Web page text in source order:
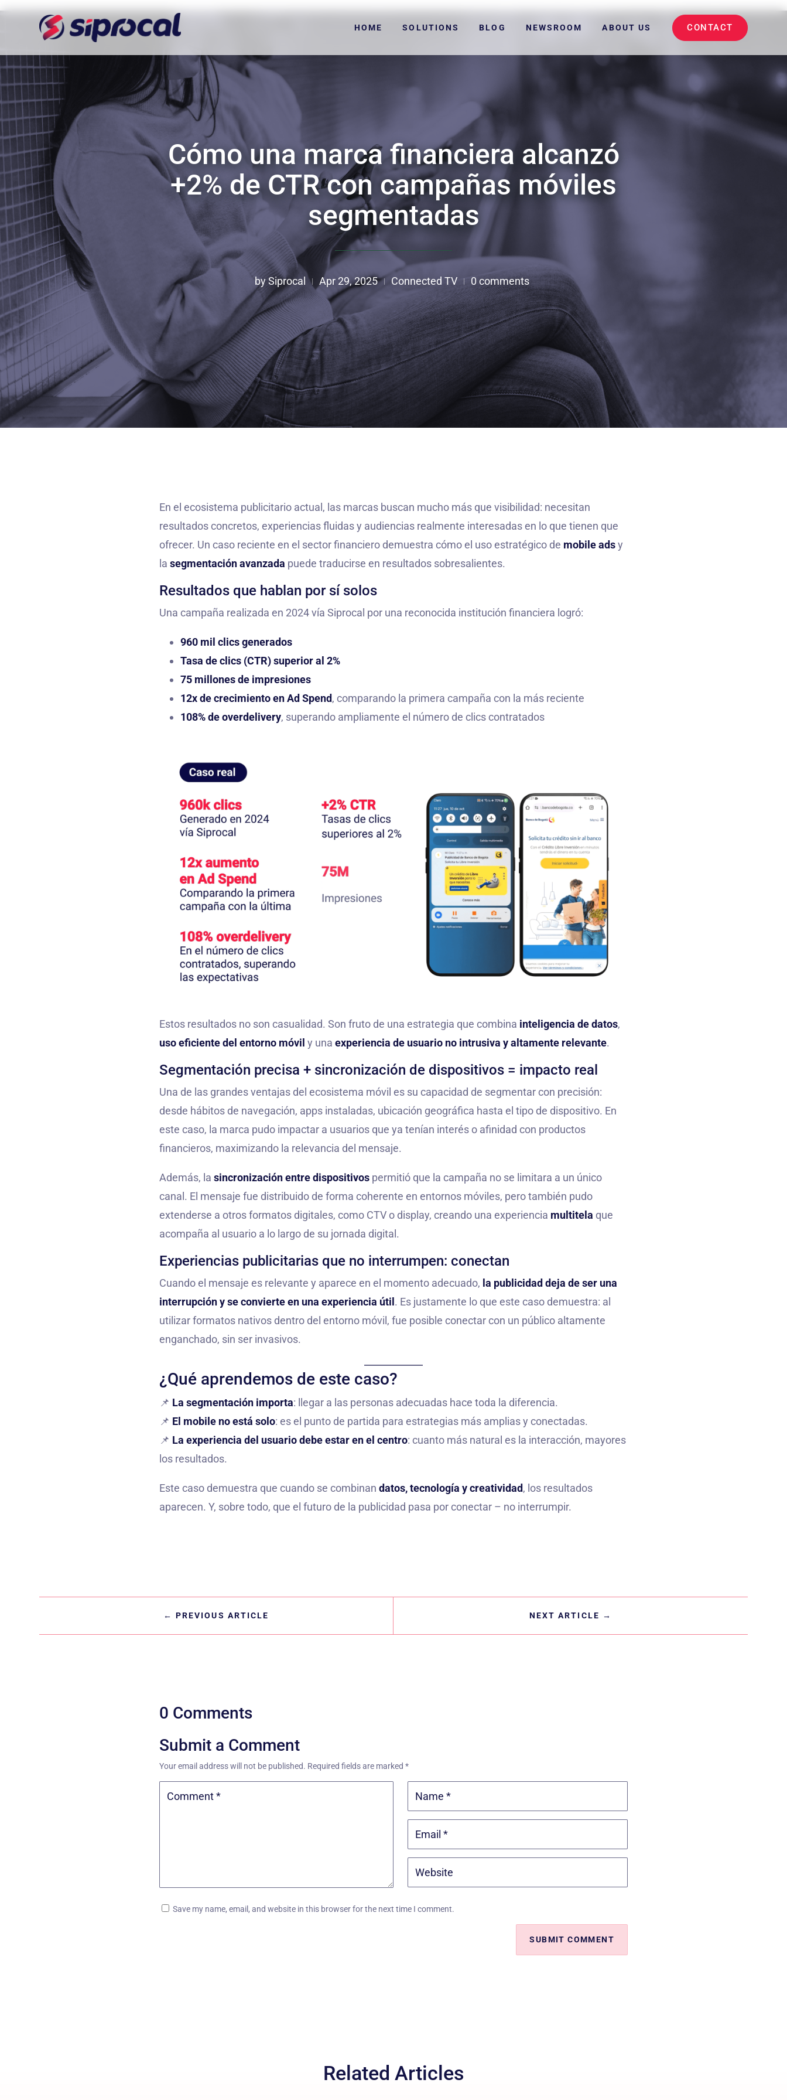
HOME SOLUTIONS BLOG NEWSROOM ABOUT US CONTACT
Cómo una marca financiera alcanzó
+2% de CTR con campañas móviles
segmentadas
bySiprocal | Apr 29, 2025 | Connected TV | 0 comments

En el ecosistema publicitario actual, las marcas buscan mucho más que visibilidad: necesitan
resultados concretos, experiencias fluidas y audiencias realmente interesadas en lo que tienen que
ofrecer. Un caso reciente en el sector financiero demuestra cómo el uso estratégico de mobile adsy
la segmentación avanzada puede traducirse en resultados sobresalientes.
Resultados que hablan por sí solos
Una campaña realizada en 2024 vía Siprocal por una reconocida institución financiera logró:
960 mil clics generados
Tasa de clics (CTR) superior al 2%
75 millones de impresiones
12x de crecimiento en Ad Spend, comparando la primera campaña con la más reciente
108% de overdelivery, superando ampliamente el número de clics contratados
Estos resultados no son casualidad. Son fruto de una estrategia que combina inteligencia de datos,
uso eficiente del entorno móvil y una experiencia de usuario no intrusiva y altamente relevante.
Segmentación precisa + sincronización de dispositivos = impacto real
Una de las grandes ventajas del ecosistema móvil es su capacidad de segmentar con precisión:
desde hábitos de navegación, apps instaladas, ubicación geográfica hasta el tipo de dispositivo. En
este caso, la marca pudo impactar a usuarios que ya tenían interés o afinidad con productos
financieros, maximizando la relevancia del mensaje.
Además, la sincronización entre dispositivos permitió que la campaña no se limitara a un único
canal. El mensaje fue distribuido de forma coherente en entornos móviles, pero también pudo
extenderse a otros formatos digitales, como CTV o display, creando una experiencia multitela que
acompaña al usuario a lo largo de su jornada digital.
Experiencias publicitarias que no interrumpen: conectan
Cuando el mensaje es relevante y aparece en el momento adecuado, la publicidad deja de ser una
interrupción y se convierte en una experiencia útil . Es justamente lo que este caso demuestra: al
utilizar formatos nativos dentro del entorno móvil, fue posible conectar con un público altamente
enganchado, sin ser invasivos.
¿Qué aprendemos de este caso?
📌 La segmentación importa: llegar a las personas adecuadas hace toda la diferencia.
📌 El mobile no está solo: es el punto de partida para estrategias más amplias y conectadas.
📌 La experiencia del usuario debe estar en el centro: cuanto más natural es la interacción, mayores
los resultados.
Este caso demuestra que cuando se combinan datos, tecnología y creatividad, los resultados
aparecen. Y, sobre todo, que el futuro de la publicidad pasa por conectar – no interrumpir.
← PREVIOUS ARTICLE NEXT ARTICLE →
0 Comments
Submit a Comment
Your email address will not be published. Required fields are marked *
Save my name, email, and website in this browser for the next time I comment.
SUBMIT COMMENT
Related Articles